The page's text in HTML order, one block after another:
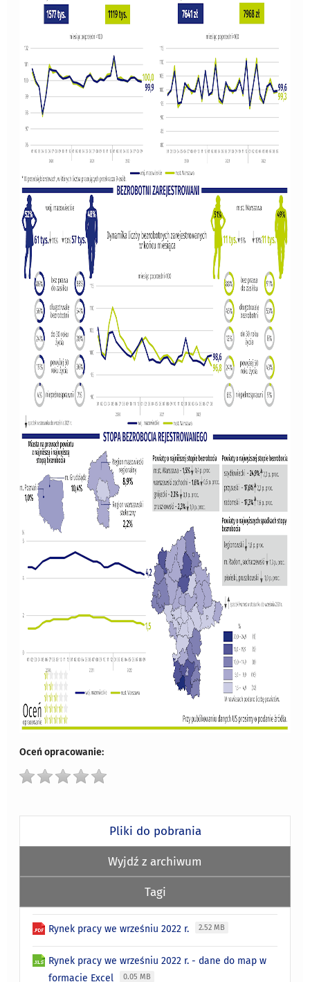
Oceń opracowanie:
Pliki do pobrania
Wyjdź z archiwum
Tagi
Rynek pracy we wrześniu 2022 r. 2.52 MB
Rynek pracy we wrześniu 2022 r. - dane do map w
formacie Excel
0.05 MB